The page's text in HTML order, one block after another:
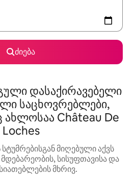
ძიება
დასაქირავებელი
საცხოვრებლები,
Château De
Loches
მიღებული აქვს
სისუფთავისა და
მხრივ.